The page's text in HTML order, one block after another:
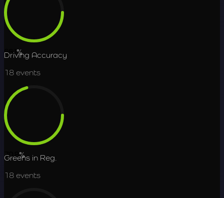
66.1%
Driving Accuracy
18 events
70.8%
Greens in Reg.
18 events